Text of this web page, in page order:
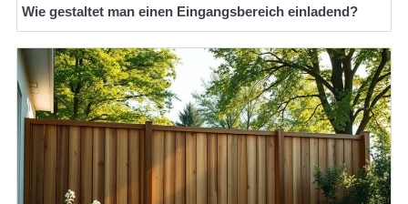
Wie gestaltet man einen Eingangsbereich einladend?